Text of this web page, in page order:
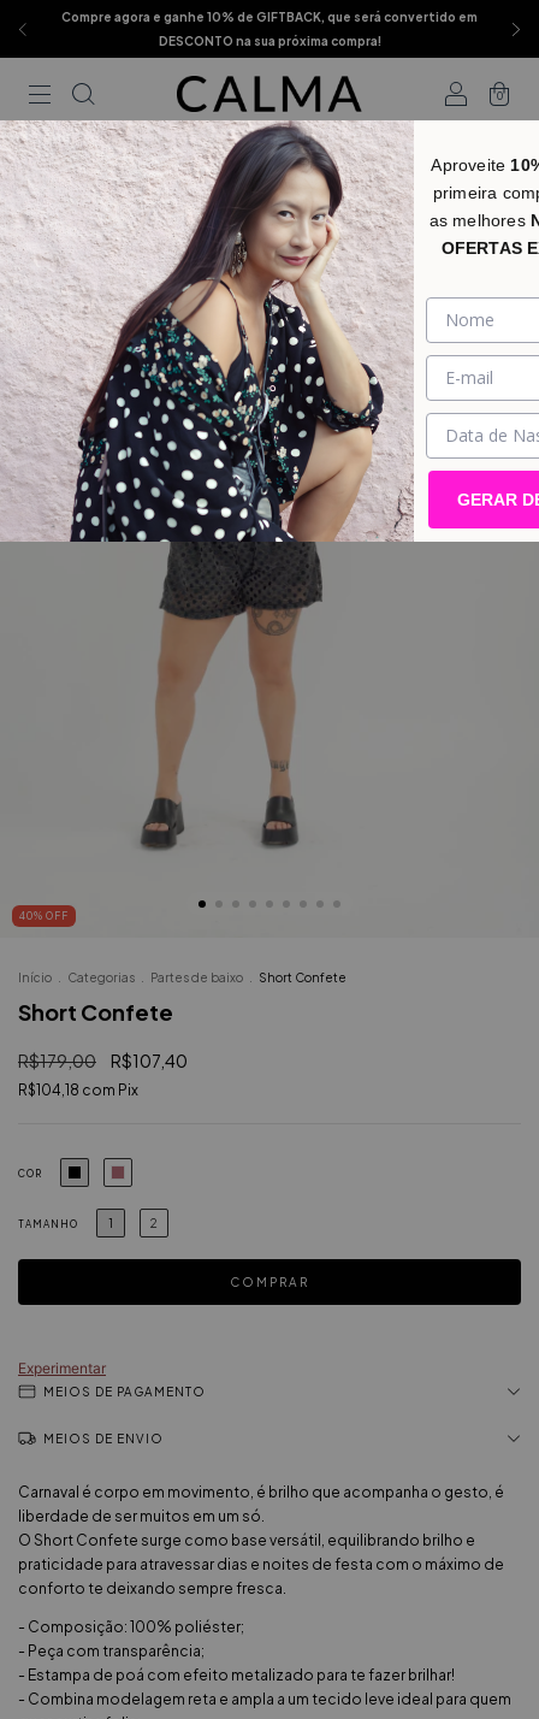
Compre agora e ganhe 10% de GIFTBACK, que será convertido em
DESCONTO na sua próxima compra!
0
40% OFF
Início Categorias Partes de baixo Short Confete
Short Confete
R$179,00 R$107,40
R$104,18 com Pix
COR
TAMANHO 1 2
Experimentar
MEIOS DE PAGAMENTO
MEIOS DE ENVIO
Carnaval é corpo em movimento, é brilho que acompanha o gesto, é
liberdade de ser muitos em um só.
O Short Confete surge como base versátil, equilibrando brilho e
praticidade para atravessar dias e noites de festa com o máximo de
conforto te deixando sempre fresca.
- Composição: 100% poliéster;
- Peça com transparência;
- Estampa de poá com efeito metalizado para te fazer brilhar!
- Combina modelagem reta e ampla a um tecido leve ideal para quem
Aproveite
primeira
as melhores
OFERTAS
GERAR